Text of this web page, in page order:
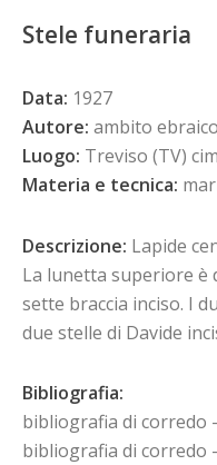
Stele funeraria
Data: 1927
Autore: ambito ebraico
Luogo: Treviso (TV)
Materia e tecnica:
Descrizione: Lapide
La lunetta superiore è
sette braccia inciso. I
due stelle di Davide
Bibliografia:
bibliografia di corredo
bibliografia di corredo